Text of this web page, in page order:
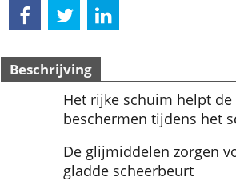
Beschrijving
Het rijke schuim helpt
beschermen tijdens het
De glijmiddelen zorgen
gladde scheerbeurt